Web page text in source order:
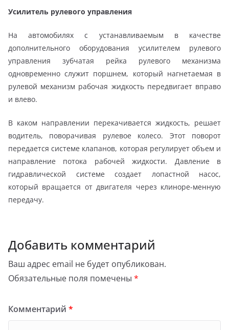
Усилитель рулевого управления
На автомобилях с устанавливаемым в качестве
дополнительного оборудования усилителем рулевого
управления зубчатая рейка рулевого механизма
одновременно служит поршнем, который нагнетаемая в
рулевой механизм рабочая жидкость передвигает вправо
и влево.
В каком направлении перекачивается жидкость, решает
водитель, поворачивая рулевое колесо. Этот поворот
передается системе клапанов, которая регулирует объем и
направление потока рабочей жидкости. Давление в
гидравлической системе создает лопастной насос,
который вращается от двигателя через клиноре-менную
передачу.
Добавить комментарий
Ваш адрес email не будет опубликован.
Обязательные поля помечены *
Комментарий *